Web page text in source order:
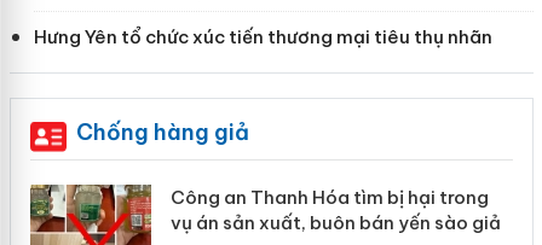
Hưng Yên tổ chức xúc tiến thương mại tiêu thụ nhãn
Chống hàng giả
Công an Thanh Hóa tìm bị hại trong
vụ án sản xuất, buôn bán yến sào giả